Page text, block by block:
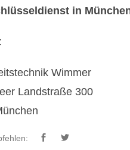
in
Wimmer
Landstraße 300